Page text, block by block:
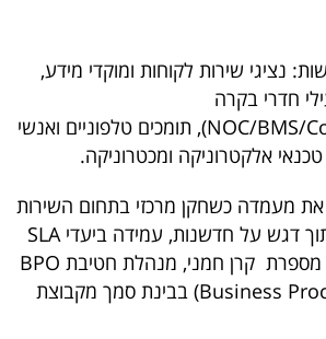
נציגי שירות לקוחות ומוקדי מידע,
חדרי בקרה
(NOC/BMS/Command Center), תומכים טלפוניים ואנשי
אלקטרוניקה ומכטרוניקה.
מעמדה כשחקן מרכזי בתחום השירות
המקצועי בישראל, תוך דגש על חדשנות, עמידה ביעדי SLA
ומסירות לכל לקוח", מספרת קרן חמני, מנהלת חטיבת BPO
(Business Process Operations) בבינת סמך מקבוצת